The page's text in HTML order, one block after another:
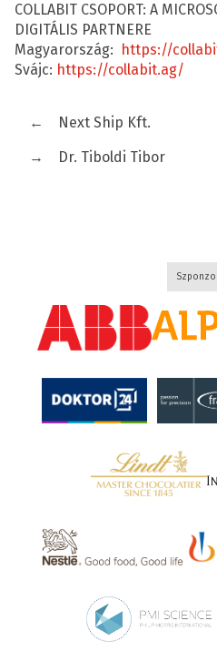
COLLABIT CSOPORT: A
DIGITÁLIS PARTNERE
Magyarország:
https://
Svájc: https://collabit.ag/
←
Next Ship Kft.
→
Dr. Tiboldi Tibor